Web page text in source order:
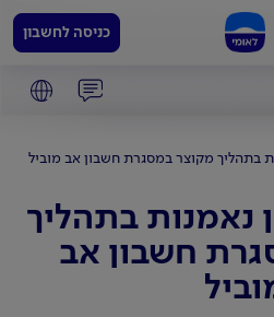
כניסה לחשבון
בתהליך מקוצר במסגרת חשבון אב מוביל
נאמנות בתהליך
חשבון אב